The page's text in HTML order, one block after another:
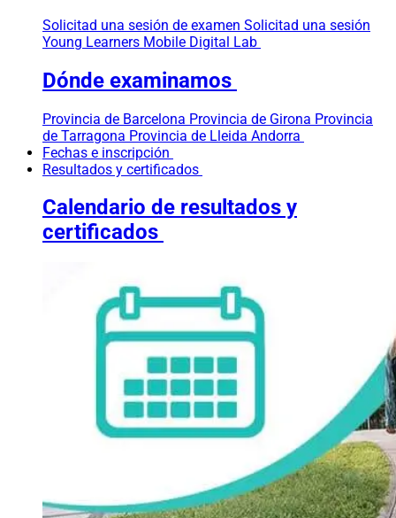
Solicitad una sesión de examen Solicitad una sesión
Young Learners Mobile Digital Lab
Dónde examinamos
Provincia de Barcelona Provincia de Girona Provincia
de Tarragona Provincia de Lleida Andorra
Fechas e inscripción
Resultados y certificados
Calendario de resultados y
certificados